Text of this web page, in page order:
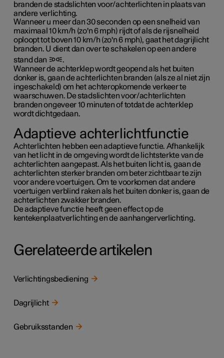
branden de stadslichten voor/achterlichten in plaats van
andere verlichting.
Wanneer u meer dan30 seconden op een snelheid van
maximaal10 km/h (zo'n6 mph) rijdt of als de rijsnelheid
oploopt tot boven10 km/h (zo'n6 mph), gaat het dagrijlicht
branden. U dient dan over te schakelen op een andere
stand dan
.
Wanneer de achterklep wordt geopend als het buiten
donker is, gaan de achterlichten branden (als ze al niet zijn
ingeschakeld) om het achteropkomende verkeer te
waarschuwen. De stadslichten voor/achterlichten
branden ongeveer10 minutenof totdat de achterklep
wordt dichtgedaan.
Adaptieve achterlichtfunctie
Achterlichten hebben een adaptieve functie. Afhankelijk
van het licht in de omgeving wordt de lichtsterkte van de
achterlichten aangepast. Als het buiten licht is, gaan de
achterlichten sterker branden om beter zichtbaar te zijn
voor andere voertuigen. Om te voorkomen dat andere
voertuigen verblind raken als het buiten donker is, gaan de
achterlichten zwakker branden.
De adaptieve functie heeft geen effect op de
kentekenplaatverlichting en de aanhangerverlichting.
Gerelateerde artikelen
Verlichtingsbediening
Dagrijlicht
Gebruiksstanden